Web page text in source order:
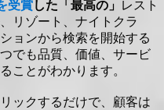
受賞した「最高の」 レスト
リゾート、ナイトクラ
ョンから検索を開始する
でも品質、価値、サービ
ことがわかります。
ックするだけで、顧客は